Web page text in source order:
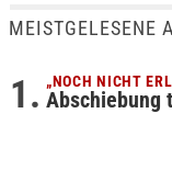
MEISTGELESENE
„NOCH NICHT
Abschiebung